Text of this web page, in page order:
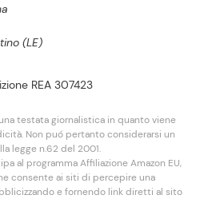
(LE)
REA 307423
testata giornalistica in quanto viene
Non puó pertanto considerarsi un
legge n.62 del 2001.
al programma Affiliazione Amazon EU,
consente ai siti di percepire una
e fornendo link diretti al sito